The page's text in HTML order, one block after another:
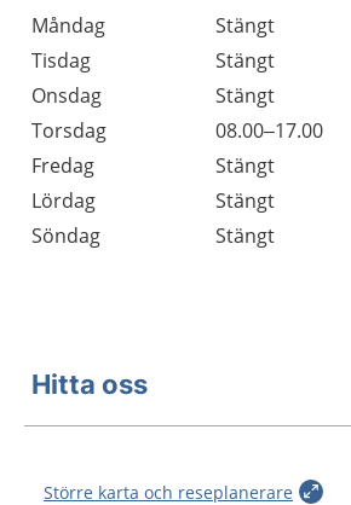
Dag
Öppettider
Kommentarer
Måndag
Stängt
Tisdag
Stängt
Onsdag
Stängt
Torsdag
08.00–17.00
Fredag
Stängt
Lördag
Stängt
Söndag
Stängt
Hitta oss
Större karta och reseplanerare